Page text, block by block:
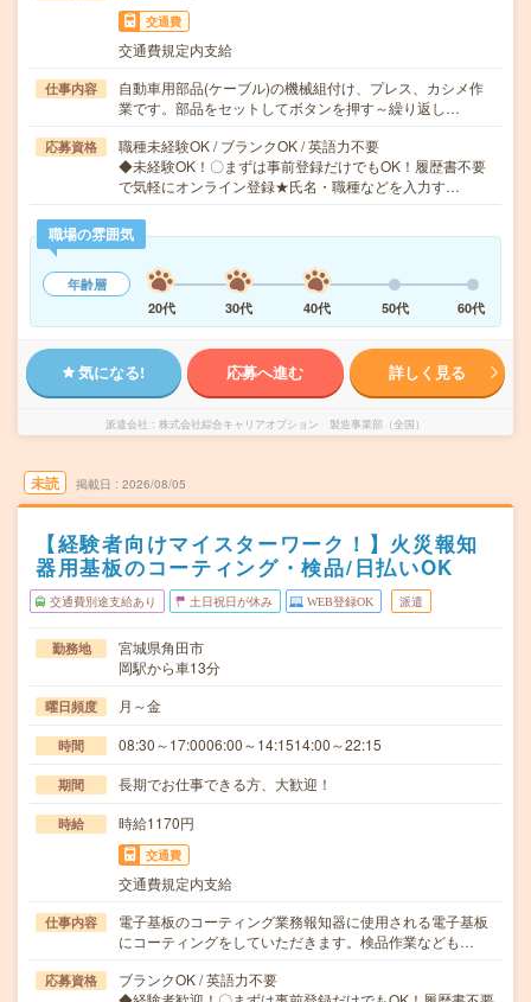
交通費
交通費規定内支給
仕事内容
自動車用部品(ケーブル)の機械組付け、プレス、カシメ作
業です。部品をセットしてボタンを押す～繰り返し…
応募資格
職種未経験OK / ブランクOK / 英語力不要
◆未経験OK！〇まずは事前登録だけでもOK！履歴書不要
で気軽にオンライン登録★氏名・職種などを入力す…
職場の雰囲気
年齢層
20代
30代 40代 50代 60代
気になる! 応募へ進む 詳しく見る
派遣会社 株式会社綜合キャリアオプション 製造事業部（全国）
未読 掲載日 2026/08/05
【経験者向けマイスターワーク！】火災報知
器用基板のコーティング・検品/日払いOK
交通費別途支給あり 土日祝日が休み WEB登録OK 派遣
勤務地
宮城県角田市
岡駅から車13分
曜日頻度 月～金
時間 08:30～17:0006:00～14:1514:00～22:15
期間 長期でお仕事できる方、大歓迎！
時給 時給1170円
交通費
交通費規定内支給
仕事内容
電子基板のコーティング業務報知器に使用される電子基板
にコーティングをしていただきます。検品作業なども…
応募資格
ブランクOK / 英語力不要